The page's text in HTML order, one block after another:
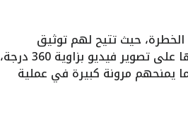
الخطرة، حيث تتيح لهم توثيق
لحظاتهم المميزة بجودة عالية وتجربة تفاعلية فريدة. بفضل قدرتها على تصوير فيديو بزاوية 360 درجة،
يمنحهم مرونة كبيرة في عملية